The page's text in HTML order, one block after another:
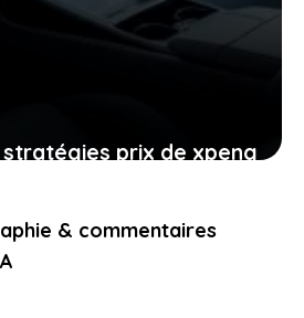
stratégies prix de xpeng
vous intéresser
& commentaires